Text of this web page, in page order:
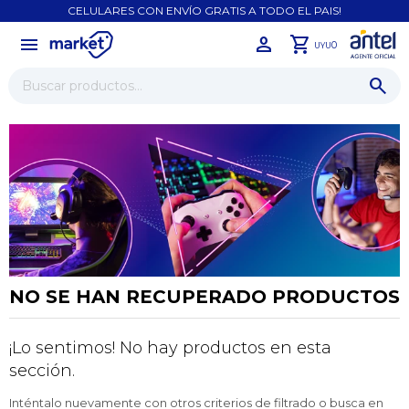
CELULARES CON ENVÍO GRATIS A TODO EL PAIS!
menu UYU0
NO SE HAN RECUPERADO PRODUCTOS
¡Lo sentimos! No hay productos en esta
sección.
Inténtalo nuevamente con otros criterios de filtrado o busca en
¡Sumate a la forma más ágil de
Comprá en 3 cuotas sin recargo o hasta en
close